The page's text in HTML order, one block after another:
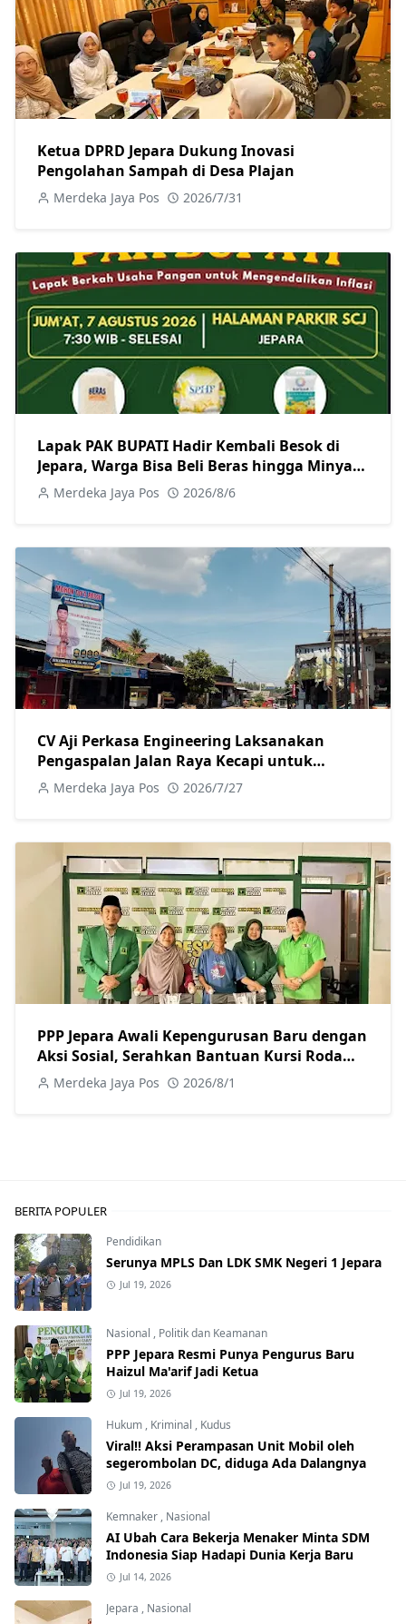
Ketua DPRD Jepara Dukung Inovasi
Pengolahan Sampah di Desa Plajan
Merdeka Jaya Pos 2026/7/31
Lapak PAK BUPATI Hadir Kembali Besok di
Jepara, Warga Bisa Beli Beras hingga Minyak
Goreng dengan Harga Terjangkau
Merdeka Jaya Pos 2026/8/6
CV Aji Perkasa Engineering Laksanakan
Pengaspalan Jalan Raya Kecapi untuk
Tingkatkan Kualitas Infrastruktur
Merdeka Jaya Pos 2026/7/27
PPP Jepara Awali Kepengurusan Baru dengan
Aksi Sosial, Serahkan Bantuan Kursi Roda
kepada Warga
Merdeka Jaya Pos 2026/8/1
BERITA POPULER
Pendidikan
Serunya MPLS Dan LDK SMK Negeri 1 Jepara
Jul 19, 2026
Nasional , Politik dan Keamanan
PPP Jepara Resmi Punya Pengurus Baru
Haizul Ma'arif Jadi Ketua
Jul 19, 2026
Hukum , Kriminal , Kudus
Viral!! Aksi Perampasan Unit Mobil oleh
segerombolan DC, diduga Ada Dalangnya
Jul 19, 2026
Kemnaker , Nasional
AI Ubah Cara Bekerja Menaker Minta SDM
Indonesia Siap Hadapi Dunia Kerja Baru
Jul 14, 2026
Jepara , Nasional